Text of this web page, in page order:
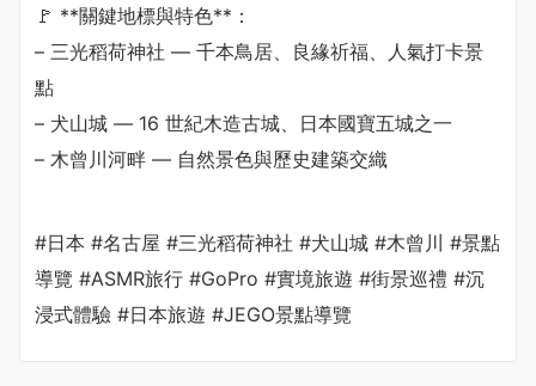
🚩 **關鍵地標與特色**：
– 三光稻荷神社 — 千本鳥居、良緣祈福、人氣打卡景
點
– 犬山城 — 16 世紀木造古城、日本國寶五城之一
– 木曾川河畔 — 自然景色與歷史建築交織
#日本 #名古屋 #三光稻荷神社 #犬山城 #木曾川 #景點
導覽 #ASMR旅行 #GoPro #實境旅遊 #街景巡禮 #沉
浸式體驗 #日本旅遊 #JEGO景點導覽